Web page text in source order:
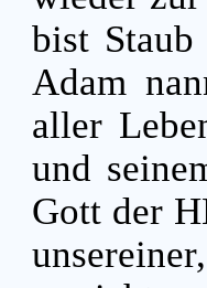
bist
Adam
aller
und
Gott der